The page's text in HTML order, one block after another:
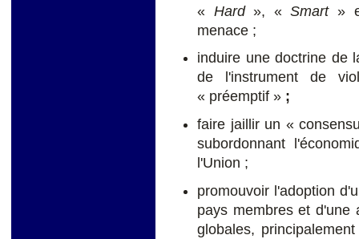
« Hard », «Smart »
menace ;
induire une doctrine de
de l'instrument de
« préemptif » ;
faire jaillir un «
subordonnant
l'Union ;
promouvoir l'adoption
pays membres et d'une
globales,